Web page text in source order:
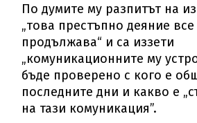
По думите му разпитът на
„това престъпно деяние
продължава“ и са иззети
„комуникационните му
бъде проверено с кого е
последните дни и какво е
на тази комуникация”.